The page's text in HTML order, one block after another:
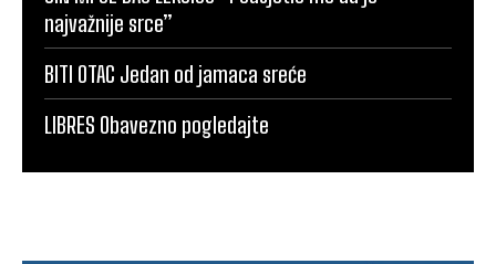
najvažnije srce”
BITI OTAC Jedan od jamaca sreće
LIBRES Obavezno pogledajte